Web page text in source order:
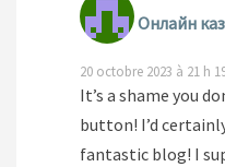
Онлайн
20 octobre 2023 à 21 h
It’s a shame you
button! I’d
fantastic blog! I